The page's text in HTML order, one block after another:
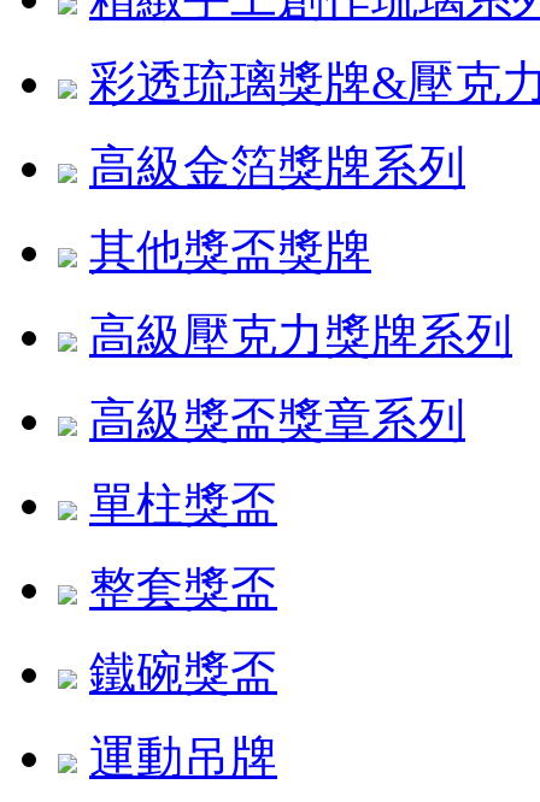
彩透琉璃獎牌&壓克
高級金箔獎牌系列
其他獎盃獎牌
高級壓克力獎牌系列
高級獎盃獎章系列
單柱獎盃
整套獎盃
鐵碗獎盃
運動吊牌